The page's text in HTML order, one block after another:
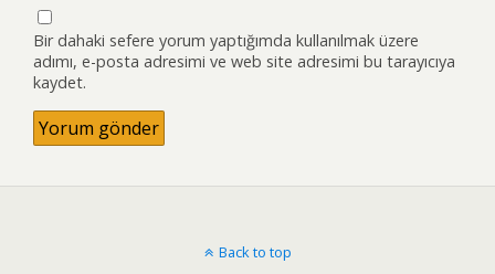
Bir dahaki sefere yorum yaptığımda kullanılmak üzere
adımı, e-posta adresimi ve web site adresimi bu tarayıcıya
kaydet.
Back to top